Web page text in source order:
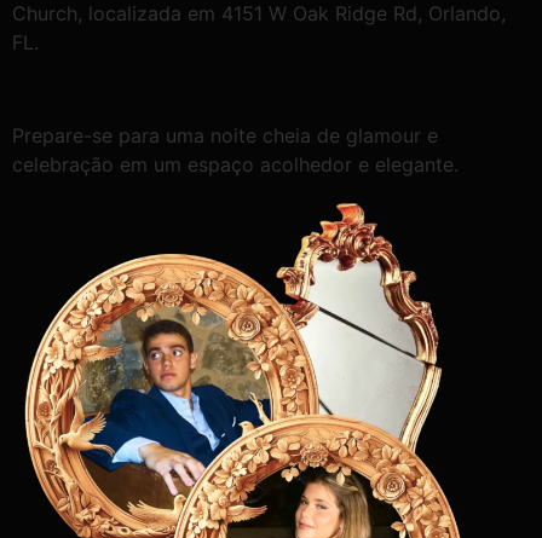
Church, localizada em 4151 W Oak Ridge Rd, Orlando,
FL.
Prepare-se para uma noite cheia de glamour e
celebração em um espaço acolhedor e elegante.